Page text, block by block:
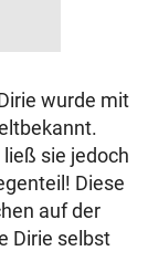
wurde mit
sie jedoch
Diese
auf der
Dirie selbst